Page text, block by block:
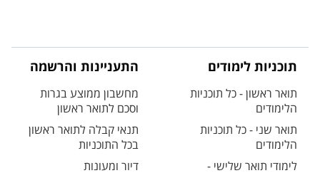
תוכניות לימודים
תואר ראשון - כל תוכניות
הלימודים
תואר שני - כל תוכניות
הלימודים
לימודי תואר שלישי -
התעניינות והרשמה
מחשבון ממוצע בגרות
וסכם לתואר ראשון
תנאי קבלה לתואר ראשון
בכל התוכניות
דיור ומעונות